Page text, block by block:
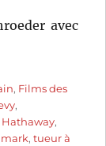
avec
, Films des
,
Hathaway,
,tueur à